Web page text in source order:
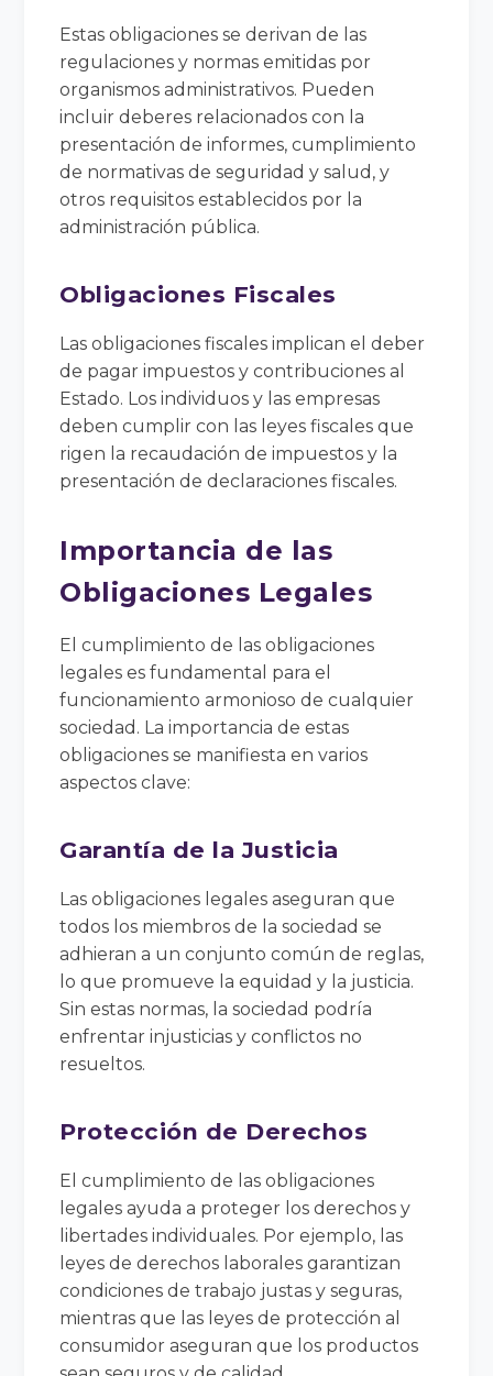
Estas obligaciones se derivan de las
regulaciones y normas emitidas por
organismos administrativos. Pueden
incluir deberes relacionados con la
presentación de informes, cumplimiento
de normativas de seguridad y salud, y
otros requisitos establecidos por la
administración pública.
Obligaciones Fiscales
Las obligaciones fiscales implican el deber
de pagar impuestos y contribuciones al
Estado. Los individuos y las empresas
deben cumplir con las leyes fiscales que
rigen la recaudación de impuestos y la
presentación de declaraciones fiscales.
Importancia de las
Obligaciones Legales
El cumplimiento de las obligaciones
legales es fundamental para el
funcionamiento armonioso de cualquier
sociedad. La importancia de estas
obligaciones se manifiesta en varios
aspectos clave:
Garantía de la Justicia
Las obligaciones legales aseguran que
todos los miembros de la sociedad se
adhieran a un conjunto común de reglas,
lo que promueve la equidad y la justicia.
Sin estas normas, la sociedad podría
enfrentar injusticias y conflictos no
resueltos.
Protección de Derechos
El cumplimiento de las obligaciones
legales ayuda a proteger los derechos y
libertades individuales. Por ejemplo, las
leyes de derechos laborales garantizan
condiciones de trabajo justas y seguras,
mientras que las leyes de protección al
consumidor aseguran que los productos